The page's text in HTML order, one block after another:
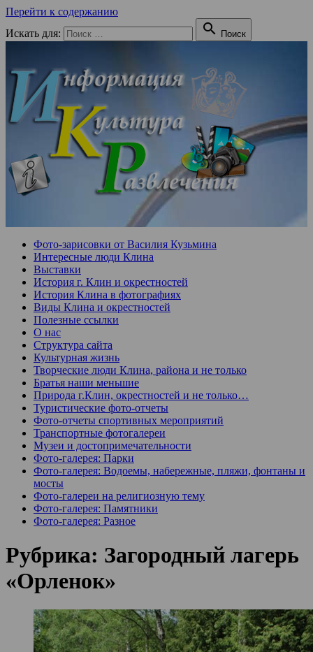
Перейти к содержанию
Искать для:
 Поиск
Фото-зарисовки от Василия Кузьмина
Интересные люди Клина
Выставки
История г. Клин и окрестностей
История Клина в фотографиях
Виды Клина и окрестностей
Полезные ссылки
О нас
Структура сайта
Культурная жизнь
Творческие люди Клина, района и не только
Братья наши меньшие
Природа г.Клин, окрестностей и не только…
Туристические фото-отчеты
Фото-отчеты спортивных мероприятий
Транспортные фотогалереи
Музеи и достопримечательности
Фото-галерея: Парки
Фото-галерея: Водоемы, набережные, пляжи, фонтаны и
мосты
Фото-галереи на религиозную тему
Фото-галерея: Памятники
Фото-галерея: Разное
Рубрика: Загородный лагерь
«Орленок»